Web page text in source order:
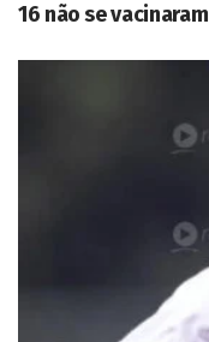
16 não se vacinaram